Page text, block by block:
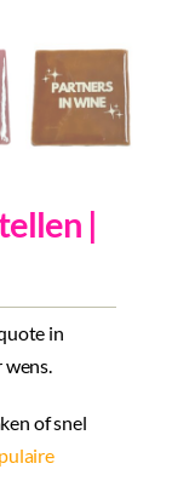
|
in
wens.
of snel